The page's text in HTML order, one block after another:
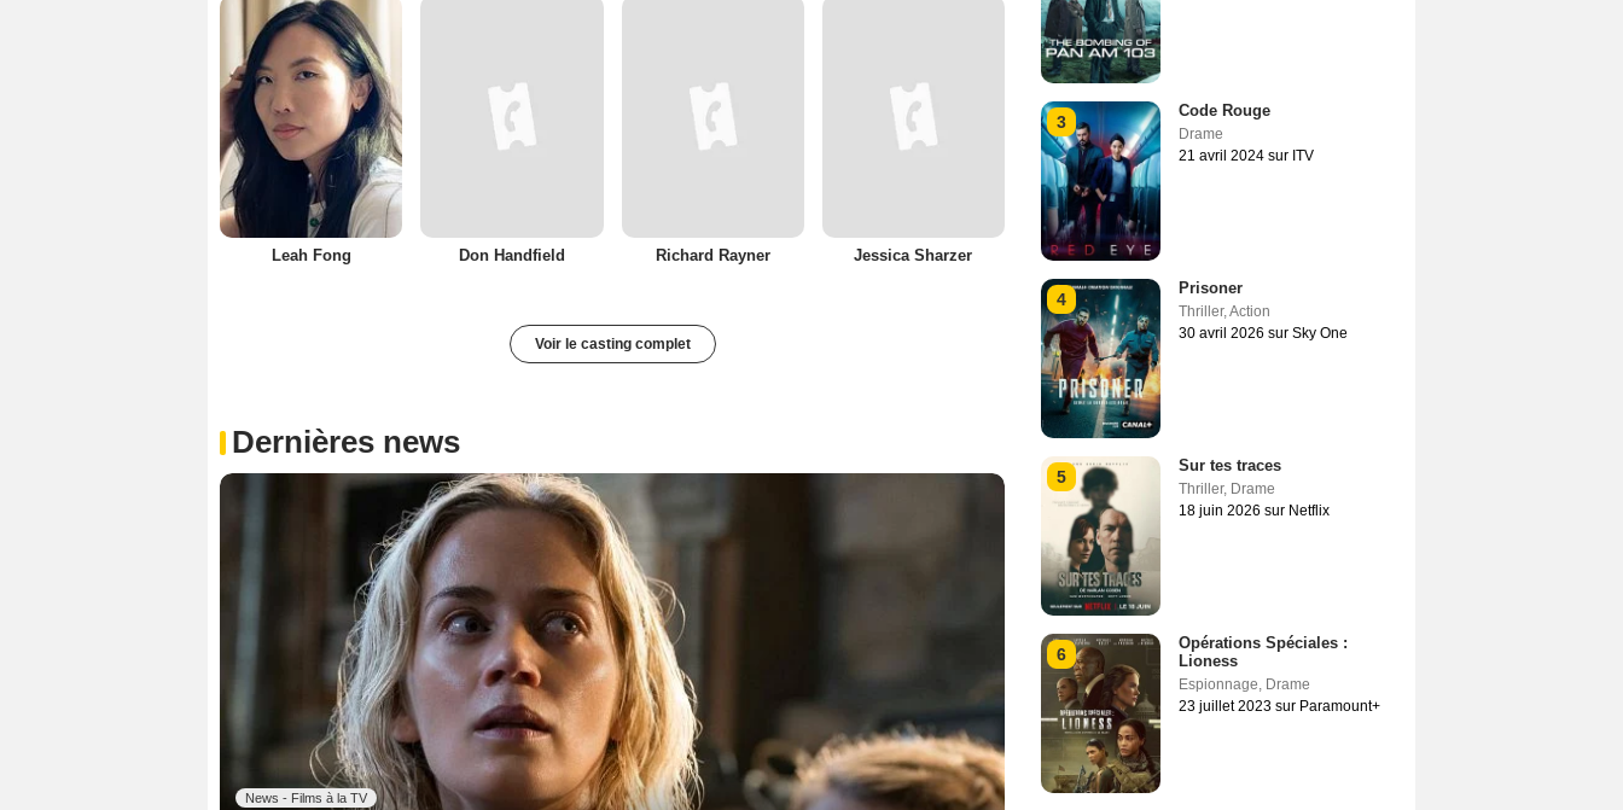
Leah Fong Don Handfield Richard Rayner Jessica Sharzer
Voir le casting complet
Dernières news
News - Films à la TV
3
Code Rouge
Drame
21 avril 2024 sur ITV
4
Prisoner
Thriller,Action
30 avril 2026 sur Sky One
5
Sur tes traces
Thriller, Drame
18 juin 2026 sur Netflix
6
Opérations Spéciales :
Lioness
Espionnage, Drame
23 juillet 2023 sur Paramount+